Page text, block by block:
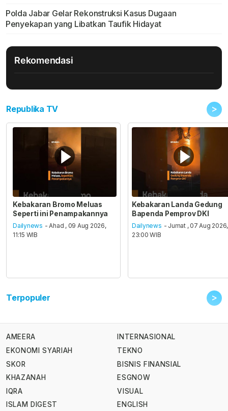
Polda Jabar Gelar Rekonstruksi Kasus Dugaan
Penyekapan yang Libatkan Taufik Hidayat
Rekomendasi
Republika TV >
Kebakaran Bromo Meluas
Seperti ini Penampakannya
Dailynews - Ahad , 09 Aug 2026,
11:15 WIB
Kebakaran Landa Gedung
Bapenda Pemprov DKI
Dailynews - Jumat , 07 Aug 2026,
23:00 WIB
Terpopuler >
AMEERA
EKONOMI SYARIAH
SKOR
KHAZANAH
IQRA
ISLAM DIGEST
INTERNASIONAL
TEKNO
BISNIS FINANSIAL
ESGNOW
VISUAL
ENGLISH